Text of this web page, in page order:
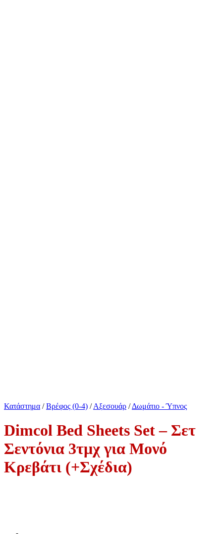
Κατάστημα / Βρέφος (0-4) / Αξεσουάρ / Δωμάτιο - Ύπνος
Dimcol Bed Sheets Set – Σετ
Σεντόνια 3τμχ για Μονό
Κρεβάτι (+Σχέδια)